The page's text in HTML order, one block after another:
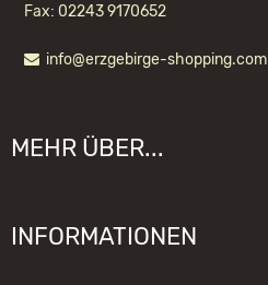
Fax: 02243 9170652
info@erzgebirge-shopping.com
MEHR ÜBER...
Lieferzeit
INFORMATIONEN